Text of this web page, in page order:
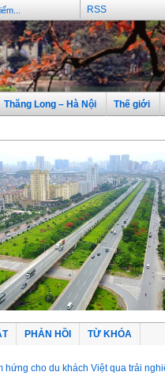
RSS
Thăng Long – Hà Nội Thế giới
PHẢN HỒI TỪ KHÓA